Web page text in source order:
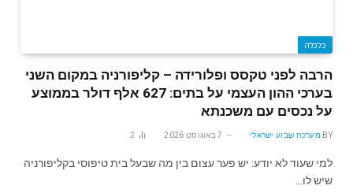
כלכלה
הרבה לפני טקסס ופלורידה – קליפורניה במקום השני
בערכי ההון העצמי על בתים: 627 אלף דולר בממוצע
על נכסים עם משכנתא
BY מערכת שבוע ישראלי 7 באוגוסט 2026 2
למי שעוד לא יודע: יש פער עצום בין מה שבעל בית טיפוסי בקליפורניה
שיש לו…